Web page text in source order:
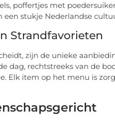
poffertjes met
stukje Nederlandse
Strandfavorieten
zijn de unieke
dag, rechtstreeks van de
Elk item op het menu is